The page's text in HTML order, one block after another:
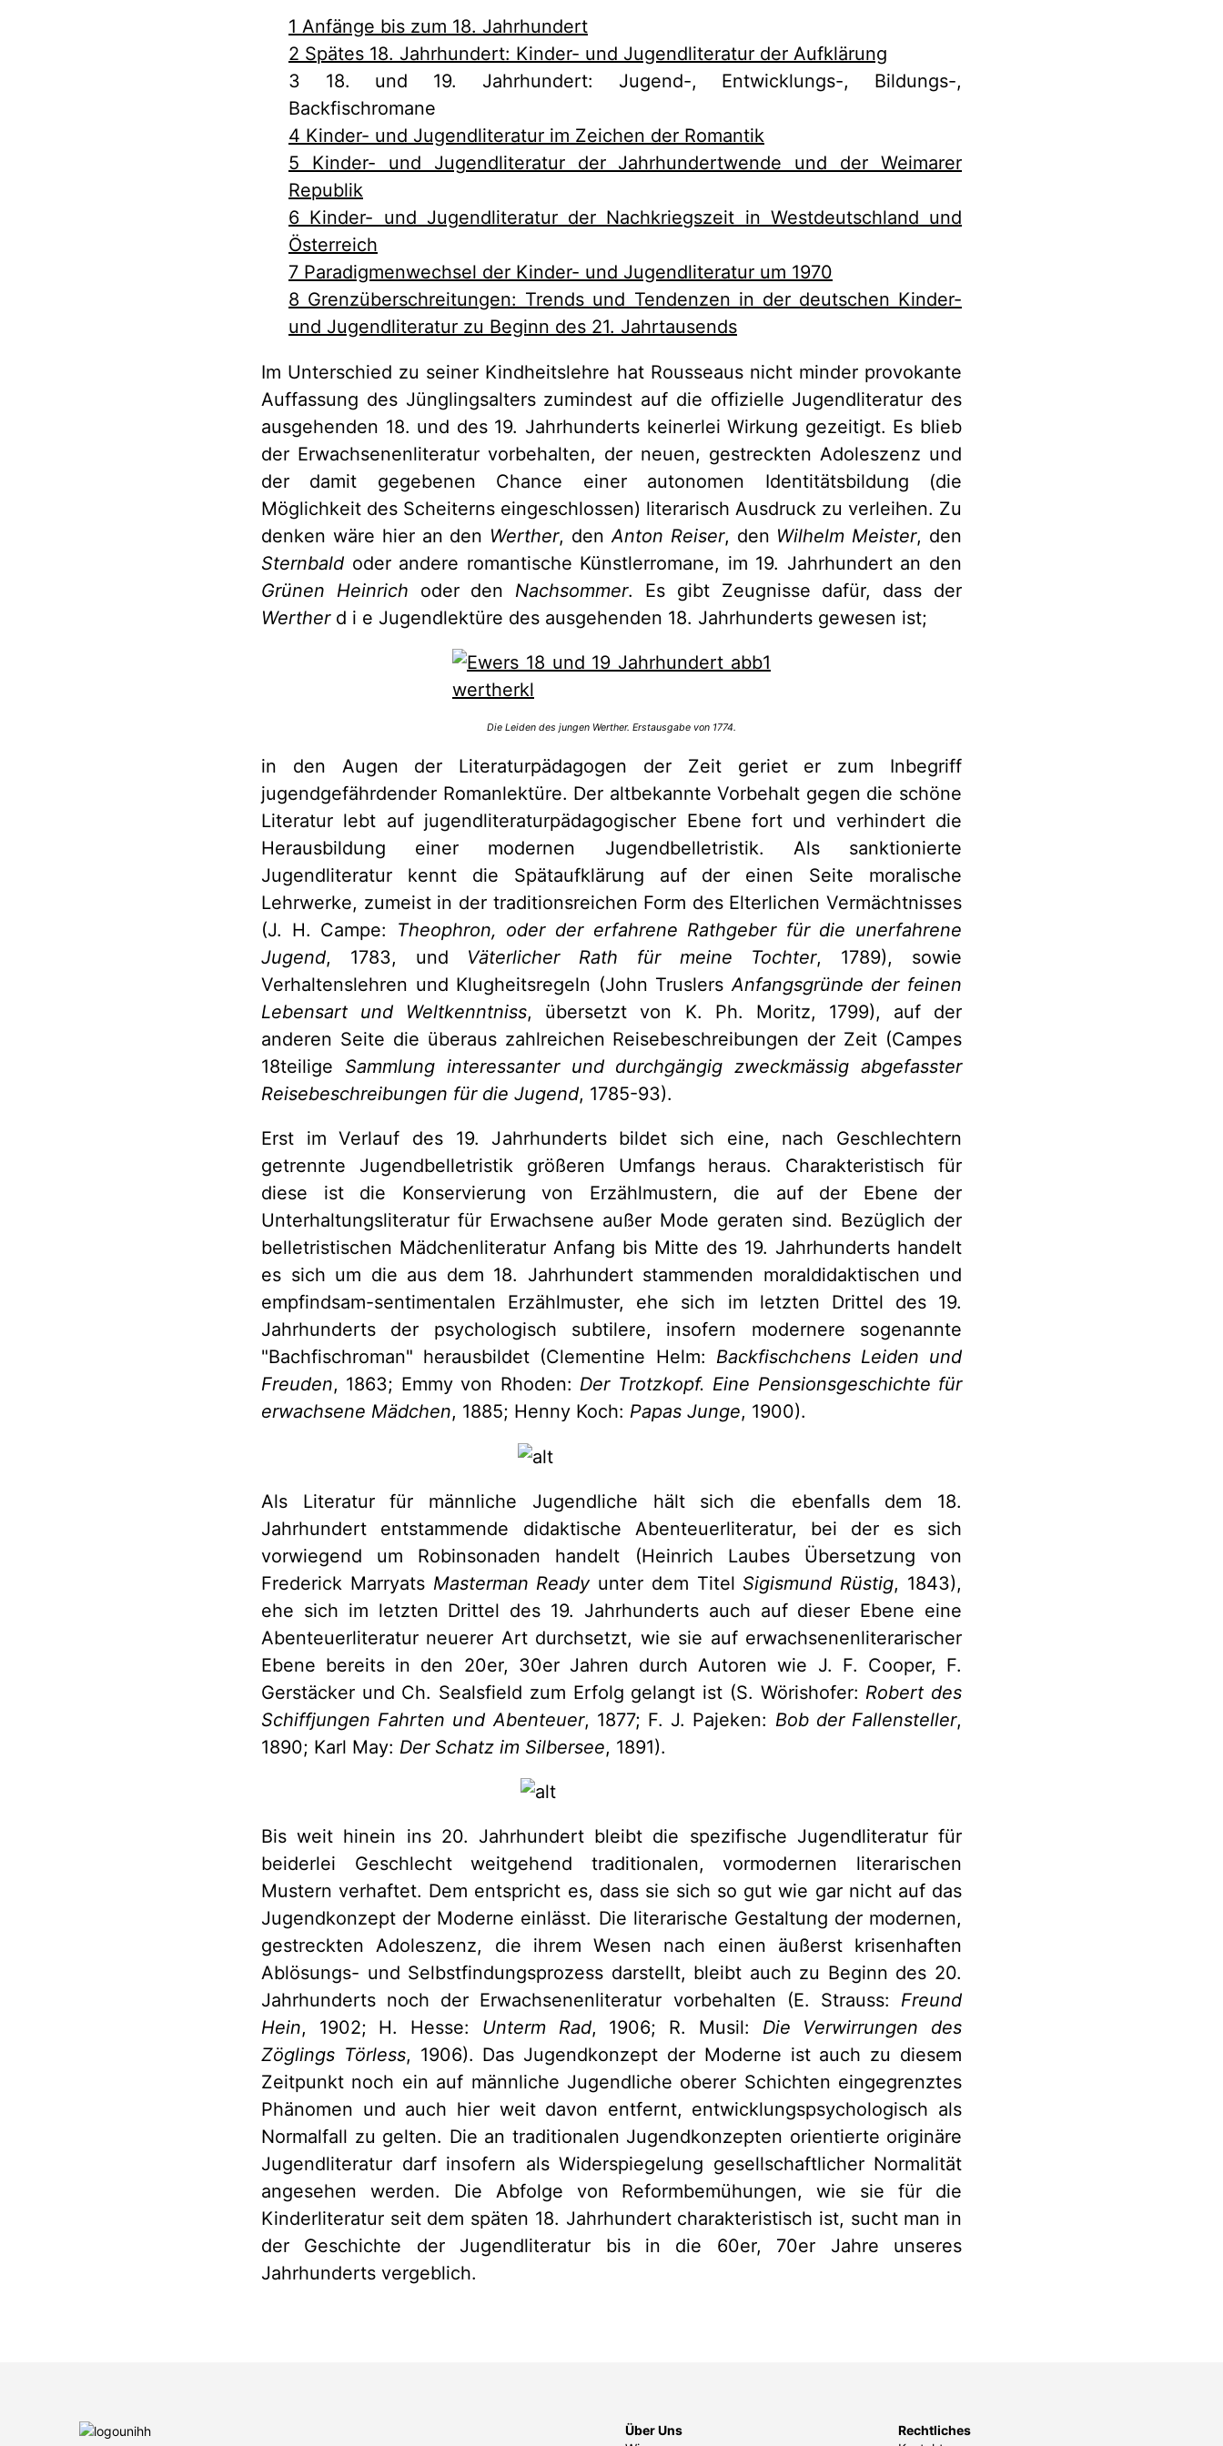
1 Anfänge bis zum 18. Jahrhundert
2 Spätes 18. Jahrhundert: Kinder- und Jugendliteratur der Aufklärung
3 18. und 19. Jahrhundert: Jugend-, Entwicklungs-, Bildungs-,
Backfischromane
4 Kinder- und Jugendliteratur im Zeichen der Romantik
5 Kinder- und Jugendliteratur der Jahrhundertwende und der Weimarer
Republik
6 Kinder- und Jugendliteratur der Nachkriegszeit in Westdeutschland und
Österreich
7 Paradigmenwechsel der Kinder- und Jugendliteratur um 1970
8 Grenzüberschreitungen: Trends und Tendenzen in der deutschen Kinder-
und Jugendliteratur zu Beginn des 21. Jahrtausends
Im Unterschied zu seiner Kindheitslehre hat Rousseaus nicht minder provokante
Auffassung des Jünglingsalters zumindest auf die offizielle Jugendliteratur des
ausgehenden 18. und des 19. Jahrhunderts keinerlei Wirkung gezeitigt. Es blieb
der Erwachsenenliteratur vorbehalten, der neuen, gestreckten Adoleszenz und
der damit gegebenen Chance einer autonomen Identitätsbildung (die
Möglichkeit des Scheiterns eingeschlossen) literarisch Ausdruck zu verleihen. Zu
denken wäre hier an den Werther, den Anton Reiser, den Wilhelm Meister, den
Sternbald oder andere romantische Künstlerromane, im 19. Jahrhundert an den
Grünen Heinrich oder den Nachsommer. Es gibt Zeugnisse dafür, dass der
Wertherd i e Jugendlektüre des ausgehenden 18. Jahrhunderts gewesen ist;
Die Leiden des jungen Werther. Erstausgabe von 1774.
in den Augen der Literaturpädagogen der Zeit geriet er zum Inbegriff
jugendgefährdender Romanlektüre. Der altbekannte Vorbehalt gegen die schöne
Literatur lebt auf jugendliteraturpädagogischer Ebene fort und verhindert die
Herausbildung einer modernen Jugendbelletristik. Als sanktionierte
Jugendliteratur kennt die Spätaufklärung auf der einen Seite moralische
Lehrwerke, zumeist in der traditionsreichen Form des Elterlichen Vermächtnisses
(J. H. Campe: Theophron, oder der erfahrene Rathgeber für die unerfahrene
Jugend, 1783, und Väterlicher Rath für meine Tochter, 1789), sowie
Verhaltenslehren und Klugheitsregeln (John TruslersAnfangsgründe der feinen
Lebensart und Weltkenntniss, übersetzt von K. Ph. Moritz, 1799), auf der
anderen Seite die überaus zahlreichen Reisebeschreibungen der Zeit (Campes
18teilige Sammlung interessanter und durchgängig zweckmässig abgefasster
Reisebeschreibungen für die Jugend, 1785-93).
Erst im Verlauf des 19. Jahrhunderts bildet sich eine, nach Geschlechtern
getrennte Jugendbelletristik größeren Umfangs heraus. Charakteristisch für
diese ist die Konservierung von Erzählmustern, die auf der Ebene der
Unterhaltungsliteratur für Erwachsene außer Mode geraten sind. Bezüglich der
belletristischen Mädchenliteratur Anfang bis Mitte des 19. Jahrhunderts handelt
es sich um die aus dem 18. Jahrhundert stammenden moraldidaktischen und
empfindsam-sentimentalen Erzählmuster, ehe sich im letzten Drittel des 19.
Jahrhunderts der psychologisch subtilere, insofern modernere sogenannte
"Bachfischroman" herausbildet (Clementine Helm: Backfischchens Leiden und
Freuden, 1863; Emmy von Rhoden: Der Trotzkopf. Eine Pensionsgeschichte für
erwachsene Mädchen, 1885; Henny Koch: Papas Junge, 1900).
Als Literatur für männliche Jugendliche hält sich die ebenfalls dem 18.
Jahrhundert entstammende didaktische Abenteuerliteratur, bei der es sich
vorwiegend um Robinsonaden handelt (Heinrich Laubes Übersetzung von
Frederick Marryats Masterman Readyunter dem Titel Sigismund Rüstig, 1843),
ehe sich im letzten Drittel des 19. Jahrhunderts auch auf dieser Ebene eine
Abenteuerliteratur neuerer Art durchsetzt, wie sie auf erwachsenenliterarischer
Ebene bereits in den 20er, 30er Jahren durch Autoren wie J. F. Cooper, F.
Gerstäcker und Ch. Sealsfield zum Erfolg gelangt ist (S. Wörishofer: Robert des
Schiffjungen Fahrten und Abenteuer, 1877; F. J. Pajeken: Bob der Fallensteller,
1890; Karl May: Der Schatz im Silbersee, 1891).
Bis weit hinein ins 20. Jahrhundert bleibt die spezifische Jugendliteratur für
beiderlei Geschlecht weitgehend traditionalen, vormodernen literarischen
Mustern verhaftet. Dem entspricht es, dass sie sich so gut wie gar nicht auf das
Jugendkonzept der Moderne einlässt. Die literarische Gestaltung der modernen,
gestreckten Adoleszenz, die ihrem Wesen nach einen äußerst krisenhaften
Ablösungs- und Selbstfindungsprozess darstellt, bleibt auch zu Beginn des 20.
Jahrhunderts noch der Erwachsenenliteratur vorbehalten (E. Strauss: Freund
Hein, 1902; H. Hesse: Unterm Rad, 1906; R. Musil: Die Verwirrungen des
Zöglings Törless, 1906). Das Jugendkonzept der Moderne ist auch zu diesem
Zeitpunkt noch ein auf männliche Jugendliche oberer Schichten eingegrenztes
Phänomen und auch hier weit davon entfernt, entwicklungspsychologisch als
Normalfall zu gelten. Die an traditionalen Jugendkonzepten orientierte originäre
Jugendliteratur darf insofern als Widerspiegelung gesellschaftlicher Normalität
angesehen werden. Die Abfolge von Reformbemühungen, wie sie für die
Kinderliteratur seit dem späten 18. Jahrhundert charakteristisch ist, sucht man in
der Geschichte der Jugendliteratur bis in die 60er, 70er Jahre unseres
Jahrhunderts vergeblich.
Über Uns
Rechtliches